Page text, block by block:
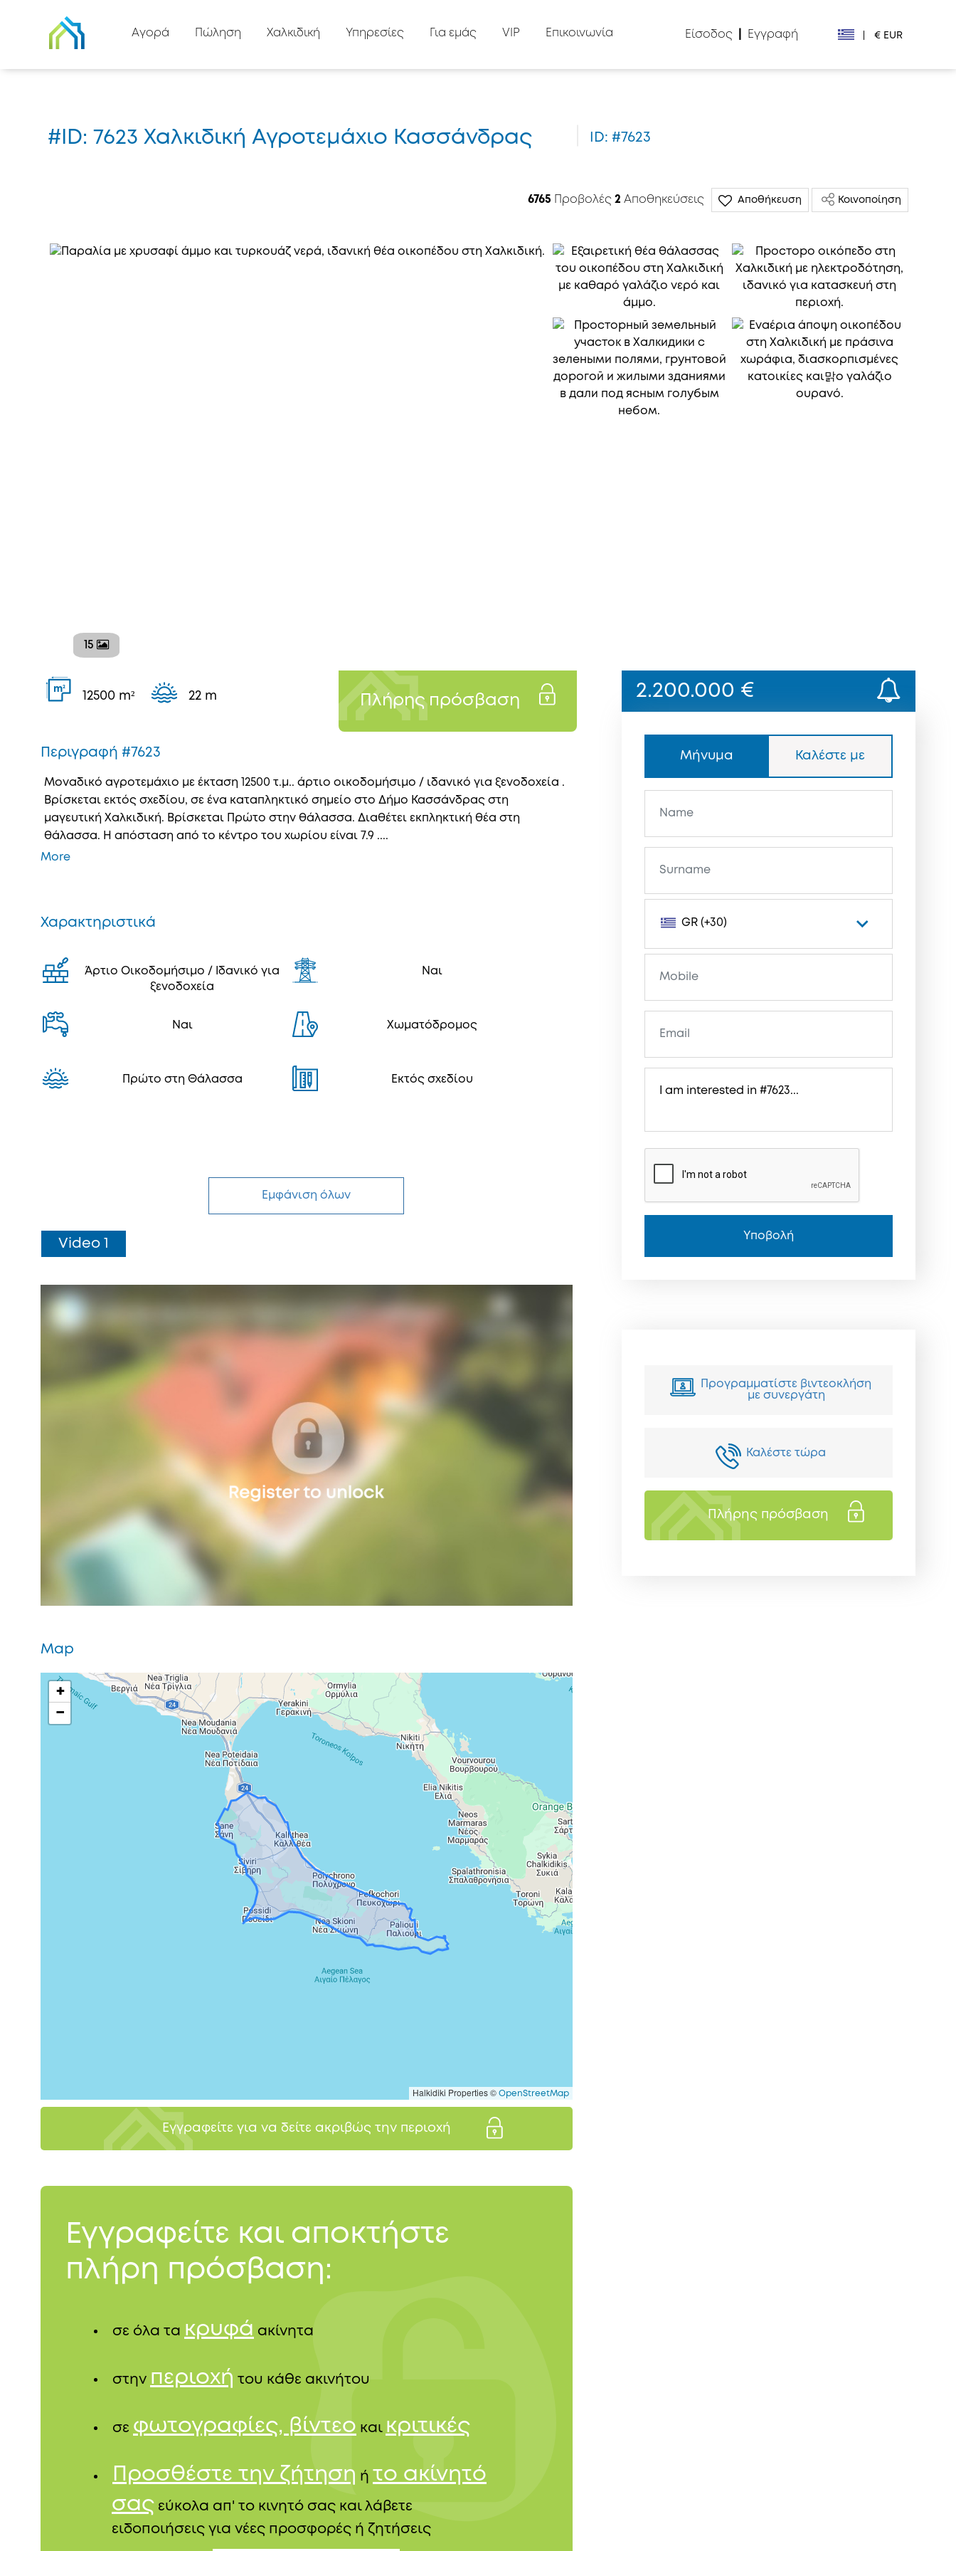
Αγορά Πώληση Χαλκιδική Υπηρεσίες Για εμάς VIP Επικοινωνία Είσοδος Εγγραφή € EUR
Лв. BGN
₽ RUB
#ID: 7623 Χαλκιδική Αγροτεμάχιο Κασσάνδρας ID: #7623
6765 Προβολές 2 Αποθηκεύσεις Αποθήκευση Κοινοποίηση
15
m2
12500 m² 22 m Πλήρης πρόσβαση
Περιγραφή #7623
Μοναδικό αγροτεμάχιο με έκταση 12500 τ.μ.. άρτιο οικοδομήσιμο / ιδανικό για ξενοδοχεία .
Βρίσκεται εκτός σχεδίου, σε ένα καταπληκτικό σημείο στο Δήμο Κασσάνδρας στη
μαγευτική Χαλκιδική. Βρίσκεται Πρώτο στην θάλασσα. Διαθέτει εκπληκτική θέα στη
θάλασσα. Η απόσταση από το κέντρο του χωρίου είναι 7.9 ....
More
Χαρακτηριστικά
Άρτιο Οικοδομήσιμο / Ιδανικό για
ξενοδοχεία
Ναι
Ναι Χωματόδρομος
Πρώτο στη Θάλασσα Εκτός σχεδίου
Εμφάνιση όλων
Video 1
Map
+
−
Halkidiki Properties © OpenStreetMap
Εγγραφείτε για να δείτε ακριβώς την περιοχή
Εγγραφείτε και αποκτήστε
πλήρη πρόσβαση:
σε όλα τα κρυφά ακίνητα
στην περιοχή του κάθε ακινήτου
σε φωτογραφίες, βίντεο και κριτικές
Προσθέστε την ζήτηση ή το ακίνητό
σας εύκολα απ' το κινητό σας και λάβετε
ειδοποιήσεις για νέες προσφορές ή ζητήσεις
2.200.000 €
Μήνυμα Καλέστε με
GR (+30)
Υποβολή
Προγραμματίστε βιντεοκλήση
με συνεργάτη
Καλέστε τώρα
Πλήρης πρόσβαση